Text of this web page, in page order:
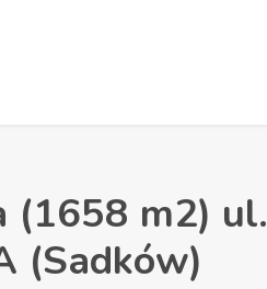
(1658 m2) ul.
(Sadków)